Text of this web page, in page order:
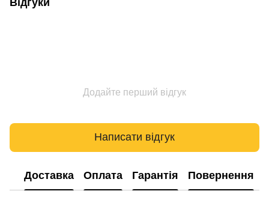
Додайте перший відгук
Написати відгук
Доставка Оплата Гарантія Повернення